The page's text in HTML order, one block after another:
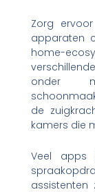
Zorg
apparaten
home-
onder
de
kamers die
Veel apps
assistenten